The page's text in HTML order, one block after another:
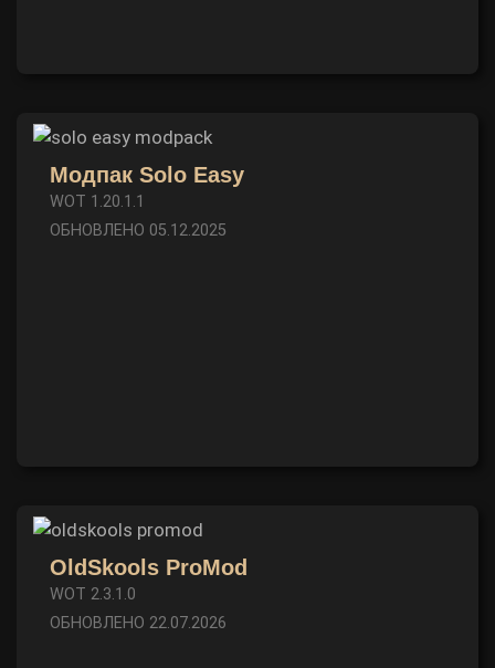
Модпак Solo Easy
WOT 1.20.1.1
ОБНОВЛЕНО 05.12.2025
OldSkools ProMod
WOT 2.3.1.0
ОБНОВЛЕНО 22.07.2026